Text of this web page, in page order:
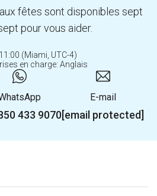
fêtes sont disponibles sept
pour vous aider.
(Miami, UTC-4)
en charge: Anglais
433 9070
E-mail
[email protected]